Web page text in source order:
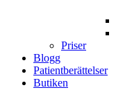
Priser
Blogg
Patientberättelser
Butiken